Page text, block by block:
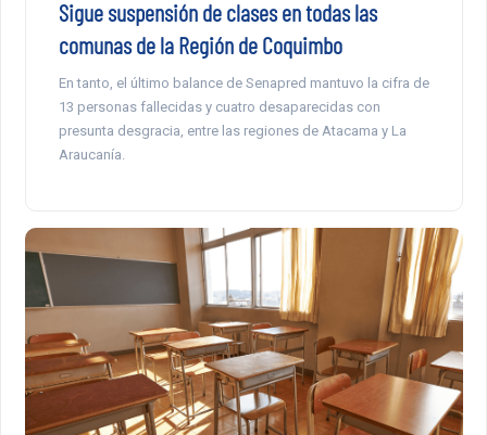
Sigue suspensión de clases en todas las
comunas de la Región de Coquimbo
En tanto, el último balance de Senapred mantuvo la cifra de
13 personas fallecidas y cuatro desaparecidas con
presunta desgracia, entre las regiones de Atacama y La
Araucanía.